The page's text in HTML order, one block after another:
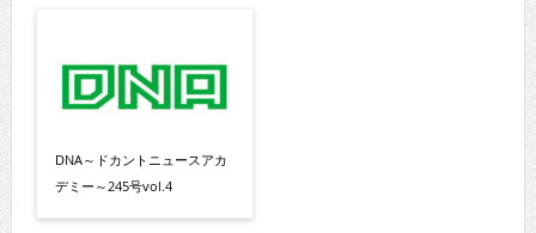
DNA～ドカントニュースアカ
デミー～245号vol.4